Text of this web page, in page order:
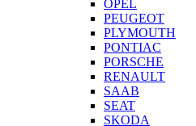
OPEL
PEUGEOT
PLYMOUTH
PONTIAC
PORSCHE
RENAULT
SAAB
SEAT
SKODA